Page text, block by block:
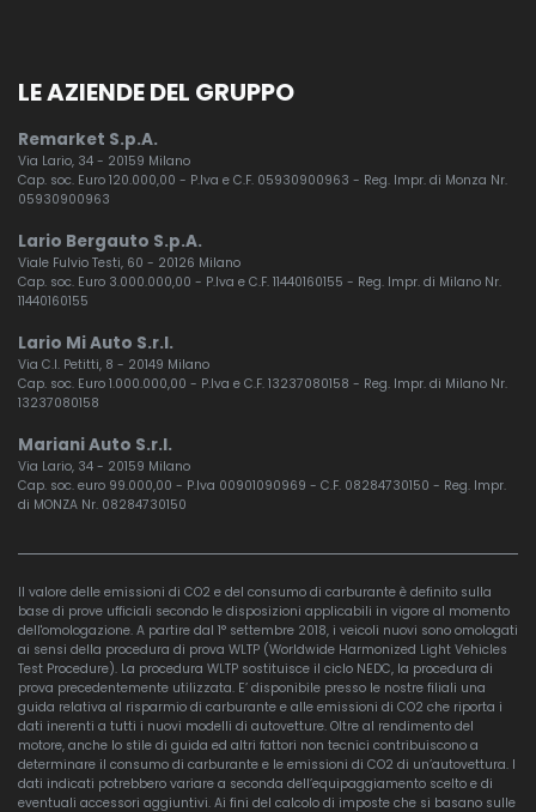
LE AZIENDE DEL GRUPPO
Remarket S.p.A.
Via Lario, 34 - 20159 Milano
Cap. soc. Euro 120.000,00 - P.Iva e C.F. 05930900963 - Reg. Impr. di Monza Nr.
05930900963
Lario Bergauto S.p.A.
Viale Fulvio Testi, 60 - 20126 Milano
Cap. soc. Euro 3.000.000,00 - P.Iva e C.F. 11440160155 - Reg. Impr. di Milano Nr.
11440160155
Lario Mi Auto S.r.l.
Via C.I. Petitti, 8 - 20149 Milano
Cap. soc. Euro 1.000.000,00 - P.Iva e C.F. 13237080158 - Reg. Impr. di Milano Nr.
13237080158
Mariani Auto S.r.l.
Via Lario, 34 - 20159 Milano
Cap. soc. euro 99.000,00 - P.Iva 00901090969 - C.F. 08284730150 - Reg. Impr.
di MONZA Nr. 08284730150
Il valore delle emissioni di CO2 e del consumo di carburante è definito sulla
base di prove ufficiali secondo le disposizioni applicabili in vigore al momento
dell'omologazione. A partire dal 1° settembre 2018, i veicoli nuovi sono omologati
ai sensi della procedura di prova WLTP (Worldwide Harmonized Light Vehicles
Test Procedure). La procedura WLTP sostituisce il ciclo NEDC, la procedura di
prova precedentemente utilizzata. E’ disponibile presso le nostre filiali una
guida relativa al risparmio di carburante e alle emissioni di CO2 che riporta i
dati inerenti a tutti i nuovi modelli di autovetture. Oltre al rendimento del
motore, anche lo stile di guida ed altri fattori non tecnici contribuiscono a
determinare il consumo di carburante e le emissioni di CO2 di un’autovettura. I
dati indicati potrebbero variare a seconda dell’equipaggiamento scelto e di
eventuali accessori aggiuntivi. Ai fini del calcolo di imposte che si basano sulle